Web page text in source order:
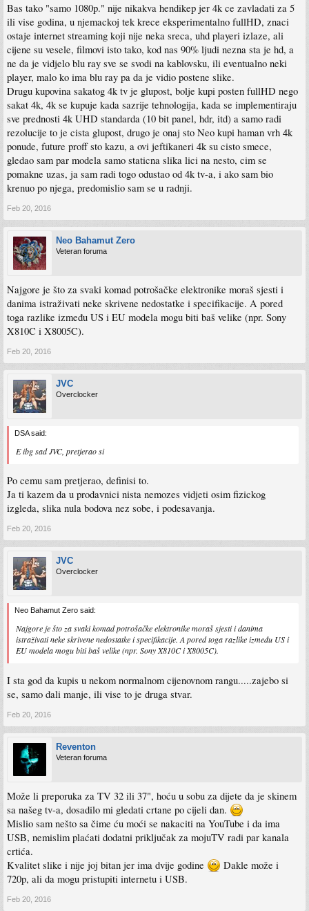
Bas tako "samo 1080p." nije nikakva hendikep jer 4k ce zavladati za 5
ili vise godina, u njemackoj tek krece eksperimentalno fullHD, znaci
ostaje internet streaming koji nije neka sreca, uhd playeri izlaze, ali
cijene su vesele, filmovi isto tako, kod nas 90% ljudi nezna sta je hd, a
ne da je vidjelo blu ray sve se svodi na kablovsku, ili eventualno neki
player, malo ko ima blu ray pa da je vidio postene slike.
Drugu kupovina sakatog 4k tv je glupost, bolje kupi posten fullHD nego
sakat 4k, 4k se kupuje kada sazrije tehnologija, kada se implementiraju
sve prednosti 4k UHD standarda (10 bit panel, hdr, itd) a samo radi
rezolucije to je cista glupost, drugo je onaj sto Neo kupi haman vrh 4k
ponude, future proff sto kazu, a ovi jeftikaneri 4k su cisto smece,
gledao sam par modela samo staticna slika lici na nesto, cim se
pomakne uzas, ja sam radi togo odustao od 4k tv-a, i ako sam bio
krenuo po njega, predomislio sam se u radnji.
Feb 20, 2016
Neo Bahamut Zero
Veteran foruma
Najgore je što za svaki komad potrošačke elektronike moraš sjesti i
danima istraživati neke skrivene nedostatke i specifikacije. A pored
toga razlike između US i EU modela mogu biti baš velike (npr. Sony
X810C i X8005C).
Feb 20, 2016
JVC
Overclocker
DSA said:
E ibg sad JVC, pretjerao si
Po cemu sam pretjerao, definisi to.
Ja ti kazem da u prodavnici nista nemozes vidjeti osim fizickog
izgleda, slika nula bodova nez sobe, i podesavanja.
Feb 20, 2016
JVC
Overclocker
Neo Bahamut Zero said:
Najgore je što za svaki komad potrošačke elektronike moraš sjesti i danima
istraživati neke skrivene nedostatke i specifikacije. A pored toga razlike između US i
EU modela mogu biti baš velike (npr. Sony X810C i X8005C).
I sta god da kupis u nekom normalnom cijenovnom rangu.....zajebo si
se, samo dali manje, ili vise to je druga stvar.
Feb 20, 2016
Reventon
Veteran foruma
Može li preporuka za TV 32 ili 37", hoću u sobu za dijete da je skinem
sa našeg tv-a, dosadilo mi gledati crtane po cijeli dan.
Mislio sam nešto sa čime ću moći se nakaciti na YouTube i da ima
USB, nemislim plaćati dodatni priključak za mojuTV radi par kanala
crtića.
Kvalitet slike i nije joj bitan jer ima dvije godine
Dakle može i
720p, ali da mogu pristupiti internetu i USB.
Feb 20, 2016